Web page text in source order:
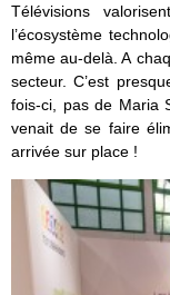
Télévisions
l’écosystème
même au-delà. A
secteur. C’est
fois-ci, pas de Maria
venait de se faire
arrivée sur place !